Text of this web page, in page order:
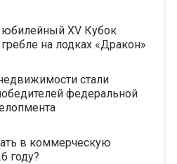
XV Кубок
на лодках «Дракон»
стали
федеральной
в коммерческую
году?